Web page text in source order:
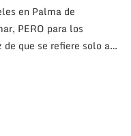
en Palma de
PERO para los
que se refiere solo a…